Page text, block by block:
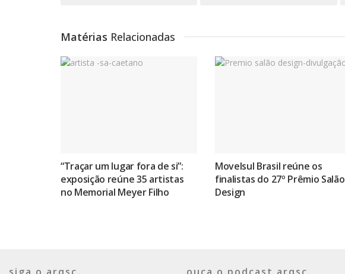
Matérias Relacionadas
“Traçar um lugar fora de si”:
exposição reúne 35 artistas
no Memorial Meyer Filho
Movelsul Brasil reúne os
finalistas do 27º Prêmio Salão
Design